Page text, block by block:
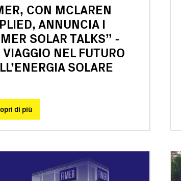
CON MCLAREN
ANNUNCIA I
SOLAR TALKS” -
VIAGGIO NEL FUTURO
SOLARE
di più